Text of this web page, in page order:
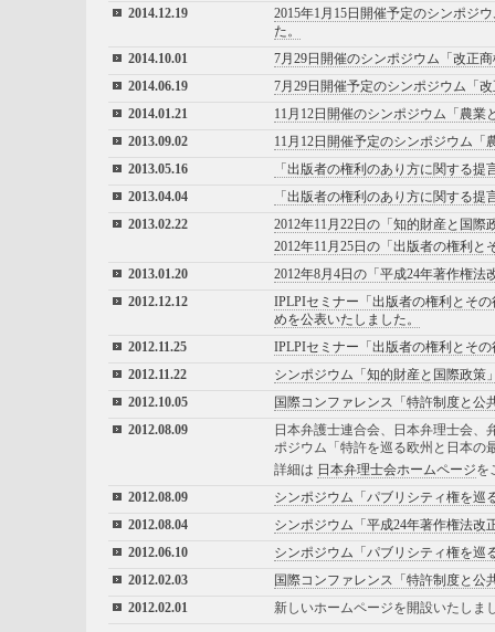
2014.12.19
2015年1月15日開催予定のシンポジ
た。
2014.10.01
7月29日開催のシンポジウム「改正
2014.06.19
7月29日開催予定のシンポジウム「
2014.01.21
11月12日開催のシンポジウム「農
2013.09.02
11月12日開催予定のシンポジウム「
2013.05.16
「出版者の権利のあり方に関する
2013.04.04
「出版者の権利のあり方に関する
2013.02.22
2012年11月22日の「知的財産と国
2012年11月25日の「出版者の権利
2013.01.20
2012年8月4日の「平成24年著作権
2012.12.12
IPLPIセミナー「出版者の権利とそ
めを公表いたしました。
2012.11.25
IPLPIセミナー「出版者の権利とそ
2012.11.22
シンポジウム「知的財産と国際政策
2012.10.05
国際コンファレンス「特許制度と公
2012.08.09
日本弁護士連合会、日本弁理士会、
ポジウム「特許を巡る欧州と日本の
詳細は 日本弁理士会ホームページを
2012.08.09
シンポジウム「パブリシティ権を
2012.08.04
シンポジウム「平成24年著作権法改
2012.06.10
シンポジウム「パブリシティ権を
2012.02.03
国際コンファレンス「特許制度と公
2012.02.01
新しいホームページを開設いたしま